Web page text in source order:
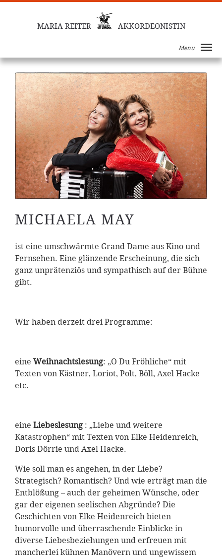
MARIA REITER AKKORDEONISTIN
Menu
MICHAELA MAY
ist eine umschwärmte Grand Dame aus Kino und
Fernsehen. Eine glänzende Erscheinung, die sich
ganz unprätenziös und sympathisch auf der Bühne
gibt.
Wir haben derzeit drei Programme:
eine Weihnachtslesung: „O Du Fröhliche“ mit
Texten von Kästner, Loriot, Polt, Böll, Axel Hacke
etc.
eine Liebeslesung : „Liebe und weitere
Katastrophen“ mit Texten von Elke Heidenreich,
Doris Dörrie und Axel Hacke.
Wie soll man es angehen, in der Liebe?
Strategisch? Romantisch? Und wie erträgt man die
Entblößung – auch der geheimen Wünsche, oder
gar der eigenen seelischen Abgründe? Die
Geschichten von Elke Heidenreich bieten
humorvolle und überraschende Einblicke in
diverse Liebesbeziehungen und erfreuen mit
mancherlei kühnen Manövern und ungewissem